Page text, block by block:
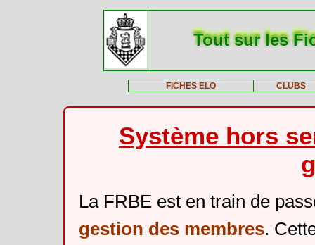
Tout sur les
FICHES ELO CLUBS
Système hors
La FRBE est en train de
gestion des membres.